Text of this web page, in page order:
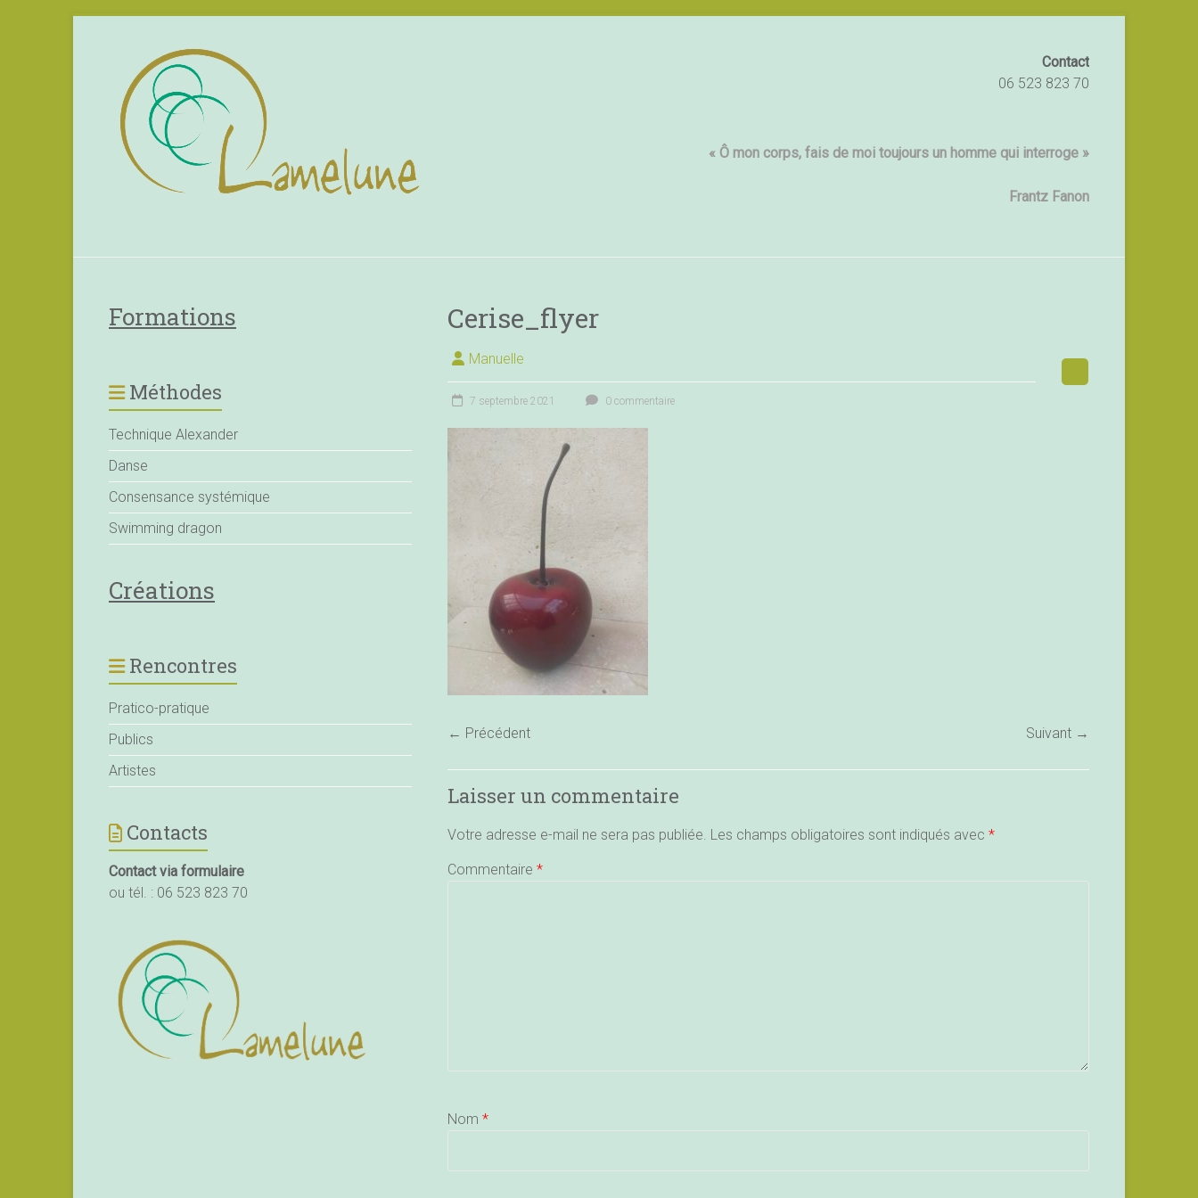
Contact
06 523 823 70
« Ô mon corps, fais de moi toujours un homme qui interroge »
Frantz Fanon
Cerise_flyer
Manuelle
7 septembre 2021 0 commentaire
← Précédent Suivant →
Laisser un commentaire
Votre adresse e-mail ne sera pas publiée. Les champs obligatoires sont indiqués avec *
Commentaire *
Nom *
Formations
Méthodes
Technique Alexander
Danse
Consensance systémique
Swimming dragon
Créations
Rencontres
Pratico-pratique
Publics
Artistes
Contacts
Contact via formulaire
ou tél. : 06 523 823 70